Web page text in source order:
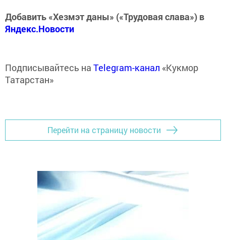
Добавить «Хезмэт даны» («Трудовая слава») в
Яндекс.Новости
Подписывайтесь на Telegram-канал «Кукмор
Татарстан»
Перейти на страницу новости